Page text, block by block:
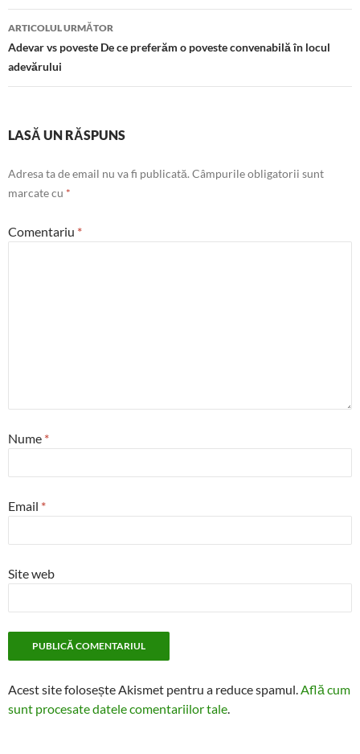
ARTICOLUL URMĂTOR
Adevar vs poveste De ce preferăm o poveste convenabilă în locul
adevărului
LASĂ UN RĂSPUNS
Adresa ta de email nu va fi publicată.Câmpurile obligatorii sunt
marcate cu *
Comentariu *
Nume *
Email *
Site web
Acest site folosește Akismet pentru a reduce spamul.Află cum
sunt procesate datele comentariilor tale.